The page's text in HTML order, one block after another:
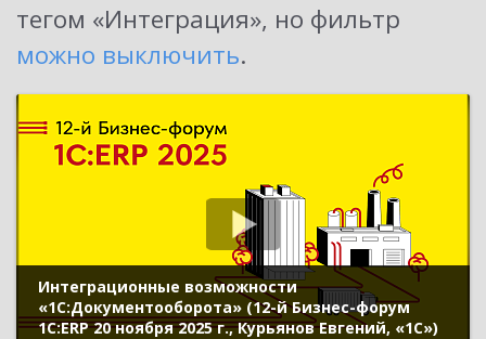
тегом «Интеграция», но фильтр
можно выключить.
Интеграционные возможности
«1С:Документооборота» (12-й Бизнес-форум
1С:ERP 20 ноября 2025 г., Курьянов Евгений, «1С»)